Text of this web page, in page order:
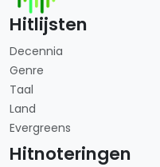
Hitlijsten
Decennia
Genre
Taal
Land
Evergreens
Hitnoteringen